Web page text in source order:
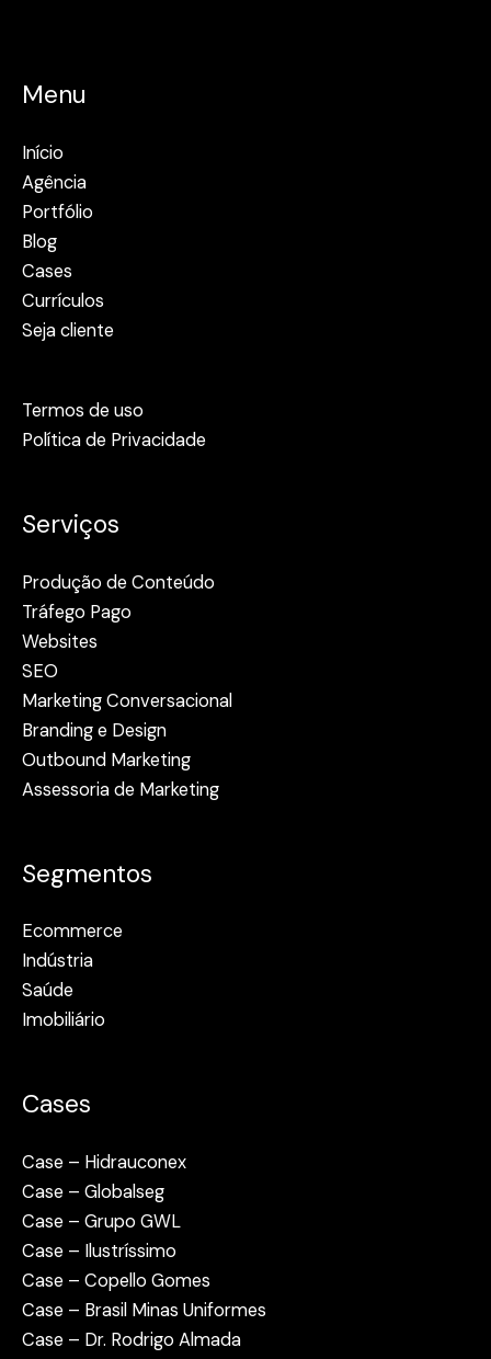
Menu
Início
Agência
Portfólio
Blog
Cases
Currículos
Seja cliente
Termos de uso
Política de Privacidade
Serviços
Produção de Conteúdo
Tráfego Pago
Websites
SEO
Marketing Conversacional
Branding e Design
Outbound Marketing
Assessoria de Marketing
Segmentos
Ecommerce
Indústria
Saúde
Imobiliário
Cases
Case – Hidrauconex
Case – Globalseg
Case – Grupo GWL
Case – Ilustríssimo
Case – Copello Gomes
Case – Brasil Minas Uniformes
Case – Dr. Rodrigo Almada